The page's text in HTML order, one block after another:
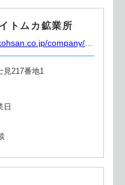
トムカ鉱業所
company/access/itomuka
見217番地1
日